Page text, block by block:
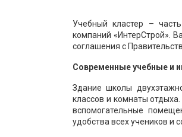
Учебный кластер –
компаний «ИнтерСтрой».
соглашения с
Современные учебные и
Здание школы
классов и комнаты
вспомогательные
удобства всех учеников и